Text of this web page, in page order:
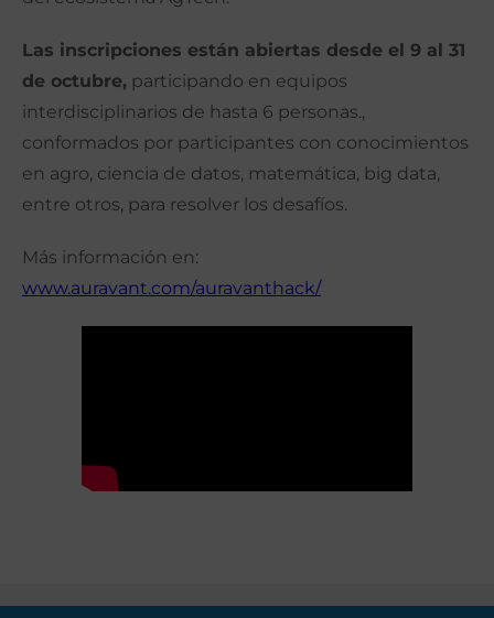
Las inscripciones están abiertas desde el 9 al 31
de octubre, participando en equipos
interdisciplinarios de hasta 6 personas.,
conformados por participantes con conocimientos
en agro, ciencia de datos, matemática, big data,
entre otros, para resolver los desafíos.
Más información en:
www.auravant.com/auravanthack/